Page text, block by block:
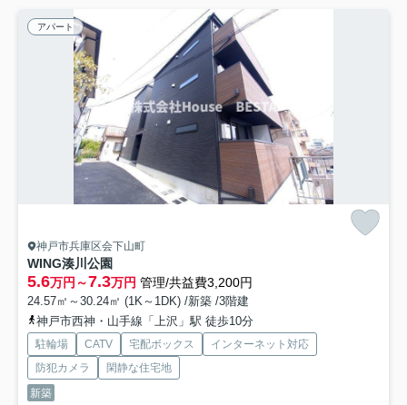
アパート
神戸市兵庫区会下山町
WING湊川公園
5.6万円～7.3万円 管理/共益費3,200円
24.57㎡～30.24㎡ (1K～1DK) /新築 /3階建
神戸市西神・山手線「上沢」駅 徒歩10分
駐輪場 CATV 宅配ボックス
インターネット対応
防犯カメラ
閑静な住宅地
新築